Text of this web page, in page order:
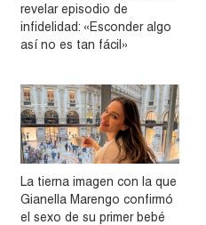
revelar episodio de
infidelidad: «Esconder algo
así no es tan fácil»
La tierna imagen con la que
Gianella Marengo confirmó
el sexo de su primer bebé